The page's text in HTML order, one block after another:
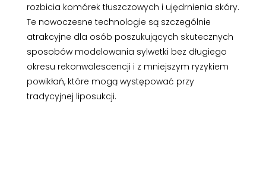
rozbicia komórek tłuszczowych i ujędrnienia skóry.
Te nowoczesne technologie są szczególnie
atrakcyjne dla osób poszukujących skutecznych
sposobów modelowania sylwetki bez długiego
okresu rekonwalescencji i z mniejszym ryzykiem
powikłań, które mogą występować przy
tradycyjnej liposukcji.